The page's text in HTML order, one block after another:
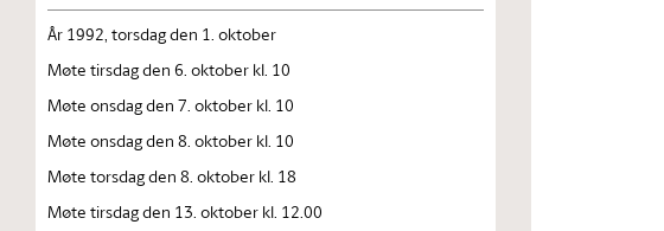
År 1992, torsdag den 1. oktober
Møte tirsdag den 6. oktober kl. 10
Møte onsdag den 7. oktober kl. 10
Møte onsdag den 8. oktober kl. 10
Møte torsdag den 8. oktober kl. 18
Møte tirsdag den 13. oktober kl. 12.00